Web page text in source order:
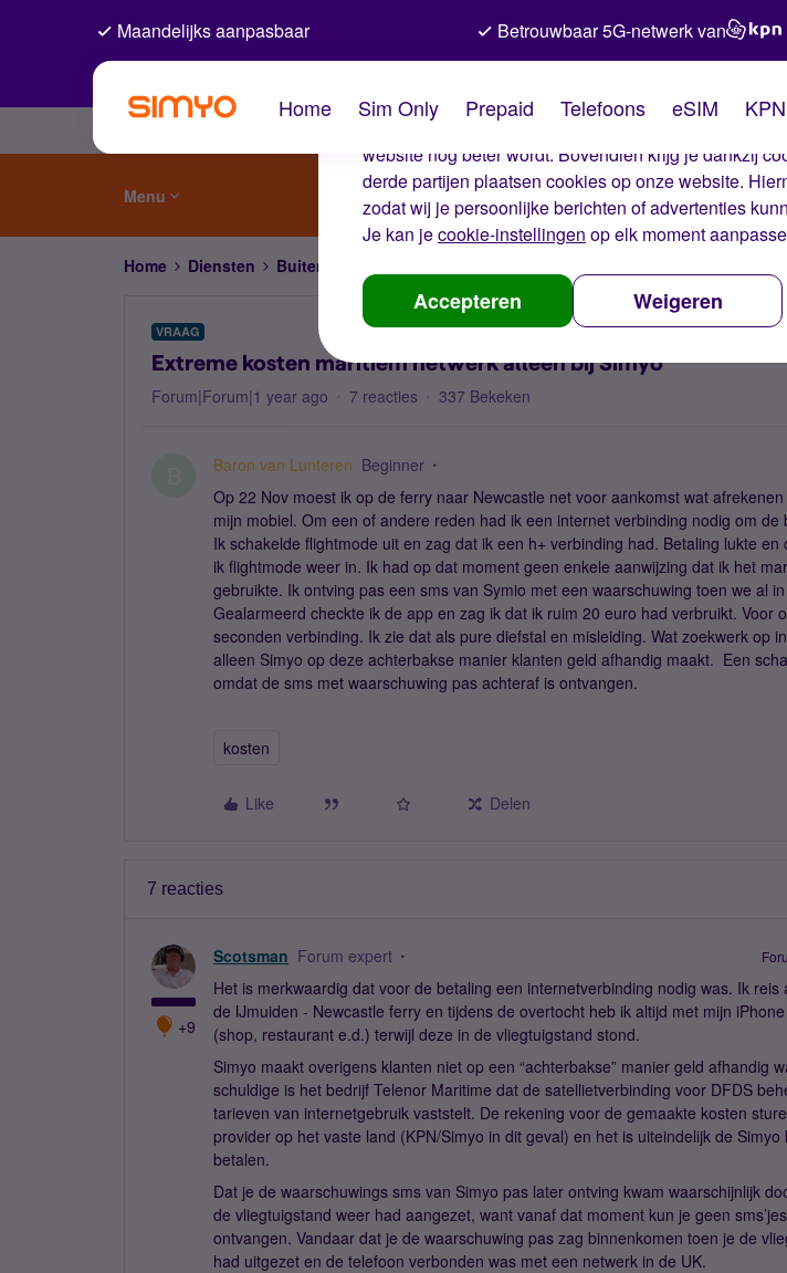
De cookies van Simyo
Wij gebruiken cookies op onze website. Met deze
website nog beter wordt. Bovendien krijg je dankzij
derde partijen plaatsen cookies op onze website.
zodat wij je persoonlijke berichten of advertenties
Je kan jecookie-instellingen op elk moment
Accepteren Weigeren
Maandelijks aanpasbaar Betrouwbaar 5G-netwerk van
Home Sim Only Prepaid Telefoons eSIM
Menu
Home Diensten Buitenland
VRAAG
Extreme kosten maritiem netwerk alleen bij Simyo
Forum|Forum|1 year ago 7 reacties 337 Bekeken
Baron van Lunteren Beginner
Op 22 Nov moest ik op de ferry naar Newcastle net voor aankomst wat
mijn mobiel. Om een of andere reden had ik een internet verbinding nodig om de
Ik schakelde flightmode uit en zag dat ik een h+ verbinding had. Betaling lukte en
ik flightmode weer in. Ik had op dat moment geen enkele aanwijzing dat ik het
gebruikte. Ik ontving pas een sms van Symio met een waarschuwing toen we al
Gealarmeerd checkte ik de app en zag ik dat ik ruim 20 euro had verbruikt. Voor
seconden verbinding. Ik zie dat als pure diefstal en misleiding. Wat zoekwerk op
alleen Simyo op deze achterbakse manier klanten geld afhandig maakt. Een
omdat de sms met waarschuwing pas achteraf is ontvangen.
kosten
Like Delen
7 reacties
+9
Scotsman Forum expert
Het is merkwaardig dat voor de betaling een internetverbinding nodig was. Ik reis
de IJmuiden - Newcastle ferry en tijdens de overtocht heb ik altijd met mijn
(shop, restaurant e.d.) terwijl deze in de vliegtuigstand stond.
Simyo maakt overigens klanten niet op een “achterbakse” manier geld afhandig
schuldige is het bedrijf Telenor Maritime dat de satellietverbinding voor DFDS
tarieven van internetgebruik vaststelt. De rekening voor de gemaakte kosten
provider op het vaste land (KPN/Simyo in dit geval) en het is uiteindelijk de Simyo
betalen.
Dat je de waarschuwings sms van Simyo pas later ontving kwam waarschijnlijk
de vliegtuigstand weer had aangezet, want vanaf dat moment kun je geen
ontvangen. Vandaar dat je de waarschuwing pas zag binnenkomen toen je de
had uitgezet en de telefoon verbonden was met een netwerk in de UK.